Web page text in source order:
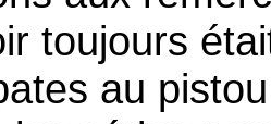
toujours
au